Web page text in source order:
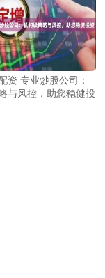
资 专业炒股公司：
与风控，助您稳健投